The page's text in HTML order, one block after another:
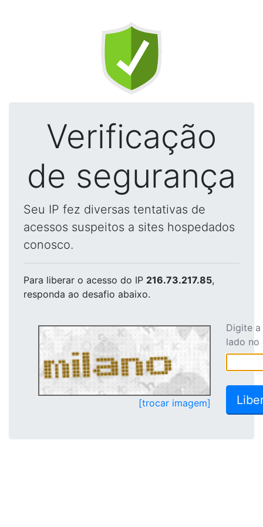
Verificação
de segurança
Seu IP fez diversas tentativas de
acessos suspeitos a sites hospedados
conosco.
Para liberar o acesso do IP 216.73.217.85,
responda ao desafio abaixo.
[trocar imagem]
Digite
lado no